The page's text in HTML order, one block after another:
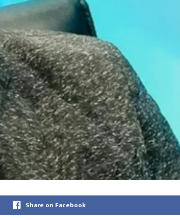
Share on Facebook